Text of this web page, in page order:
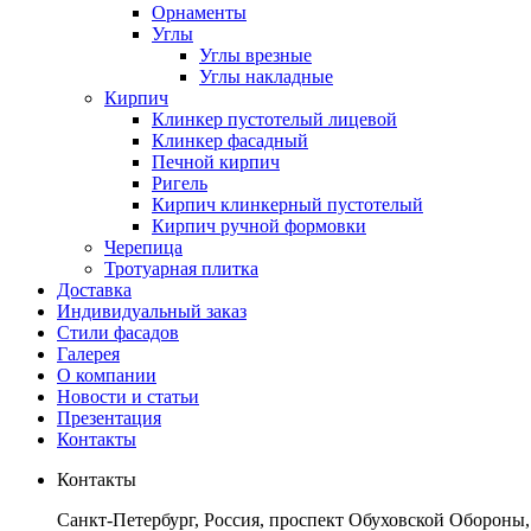
Орнаменты
Углы
Углы врезные
Углы накладные
Кирпич
Клинкер пустотелый лицевой
Клинкер фасадный
Печной кирпич
Ригель
Кирпич клинкерный пустотелый
Кирпич ручной формовки
Черепица
Тротуарная плитка
Доставка
Индивидуальный заказ
Стили фасадов
Галерея
О компании
Новости и статьи
Презентация
Контакты
Контакты
Санкт-Петербург, Россия, проспект Обуховской